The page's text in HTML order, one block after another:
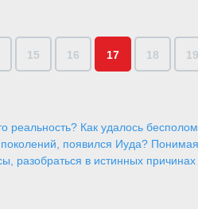
15 16 17 18 19
реальность? Как удалось
появился Иуда?
разобраться в истинных